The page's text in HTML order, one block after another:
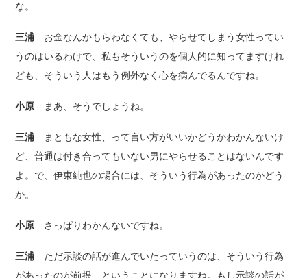
な。
三浦 お金なんかもらわなくても、やらせてしまう女性ってい
うのはいるわけで、私もそういうのを個人的に知ってますけれ
ども、そういう人はもう例外なく心を病んでるんですね。
小原 まあ、そうでしょうね。
三浦 まともな女性、って言い方がいいかどうかわかんないけ
ど、普通は付き合ってもいない男にやらせることはないんです
よ。で、伊東純也の場合には、そういう行為があったのかどう
か。
小原 さっぱりわかんないですね。
三浦 ただ示談の話が進んでいたっていうのは、そういう行為
があったのが前提、ということになりますね。もし示談の話が